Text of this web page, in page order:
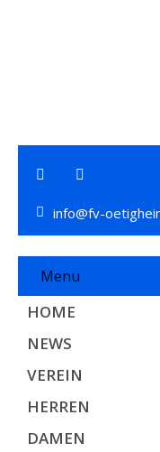
info@fv-
Menu
HOME
NEWS
VEREIN
HERREN
DAMEN